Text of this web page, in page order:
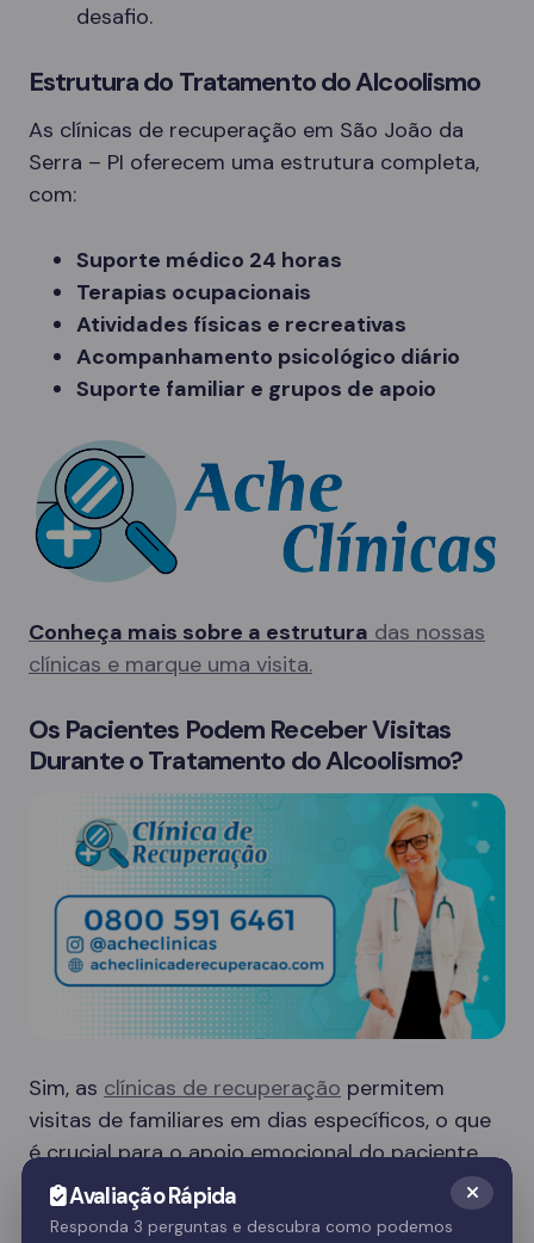
desafio.
Estrutura do Tratamento do Alcoolismo
As clínicas de recuperação em São João da
Serra – PI oferecem uma estrutura completa,
com:
Suporte médico 24 horas
Terapias ocupacionais
Atividades físicas e recreativas
Acompanhamento psicológico diário
Suporte familiar e grupos de apoio
Conheça mais sobre a estrutura das nossas
clínicas e marque uma visita.
Os Pacientes Podem Receber Visitas
Durante o Tratamento do Alcoolismo?
Sim, as clínicas de recuperação permitem
visitas de familiares em dias específicos, o que
é crucial para o apoio emocional do paciente.
Essas visitas ajudam no processo de
recuperação e fortalecem o vínculo familiar.
Avaliação Rápida
Responda 3 perguntas e descubra como podemos